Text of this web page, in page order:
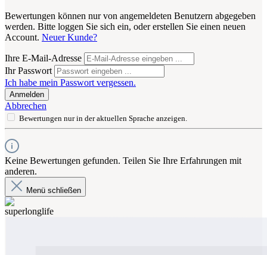
Bewertungen können nur von angemeldeten Benutzern abgegeben
werden. Bitte loggen Sie sich ein, oder erstellen Sie einen neuen
Account. Neuer Kunde?
Ihre E-Mail-Adresse
Ihr Passwort
Ich habe mein Passwort vergessen.
Anmelden
Abbrechen
Bewertungen nur in der aktuellen Sprache anzeigen.
Keine Bewertungen gefunden. Teilen Sie Ihre Erfahrungen mit
anderen.
Menü schließen